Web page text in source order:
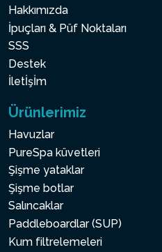
Hakkımızda
İpuçları & Püf Noktaları
SSS
Destek
İletİşİm
Ürünlerimiz
Havuzlar
PureSpa küvetleri
Şişme yataklar
Şişme botlar
Salıncaklar
Paddleboardlar (SUP)
Kum filtrelemeleri